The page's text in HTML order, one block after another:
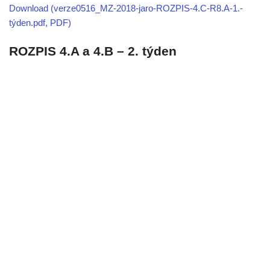
Download (verze0516_MZ-2018-jaro-ROZPIS-4.C-R8.A-1.-
týden.pdf, PDF)
ROZPIS 4.A a 4.B – 2. týden